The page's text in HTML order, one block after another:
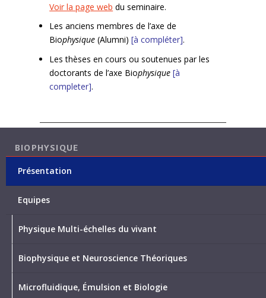
Voir la page web du seminaire.
Les anciens membres de l’axe de
Biophysique (Alumni) [à compléter].
Les thèses en cours ou soutenues par les
doctorants de l’axe Biophysique [à
completer].
BIOPHYSIQUE
Présentation
Equipes
Physique Multi-échelles du vivant
Biophysique et Neuroscience Théoriques
Microfluidique, Émulsion et Biologie